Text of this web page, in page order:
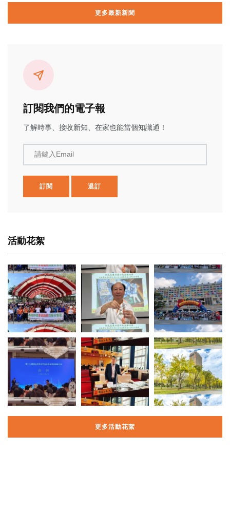
更多最新新聞
訂閱我們的電子報
了解時事、接收新知、在家也能當個知識通！
請鍵入Email
訂閱 退訂
活動花絮
更多活動花絮